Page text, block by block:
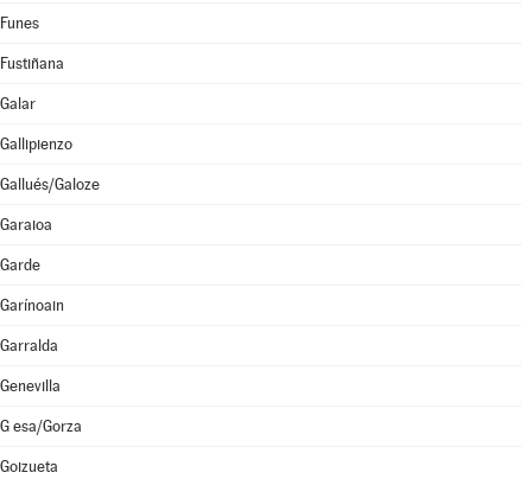
Funes
Fustiñana
Galar
Gallipienzo
Gallués/Galoze
Garaioa
Garde
Garínoain
Garralda
Genevilla
G esa/Gorza
Goizueta